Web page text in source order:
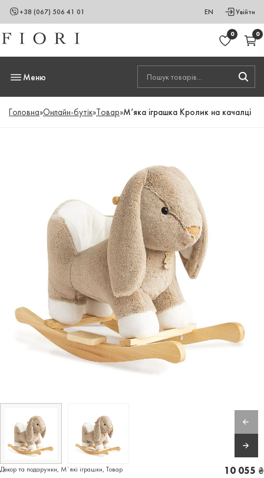
+38 (067) 506 41 01 EN Увійти
0 0
Меню
Головна»Онлайн-бутік»Товар»М’яка іграшка Кролик на качалці
Декор та подарунки, Мʼякі іграшки, Товар 10 055 ₴